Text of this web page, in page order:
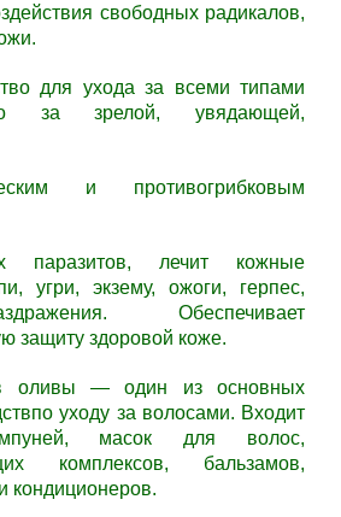
свободных радикалов,
для ухода за всеми типами
за зрелой, увядающей,
и противогрибковым
паразитов, лечит кожные
угри, экзему, ожоги, герпес,
Обеспечивает
защиту здоровой коже.
оливы — один из основных
уходу за волосами. Входит
масок для волос,
комплексов, бальзамов,
кондиционеров.